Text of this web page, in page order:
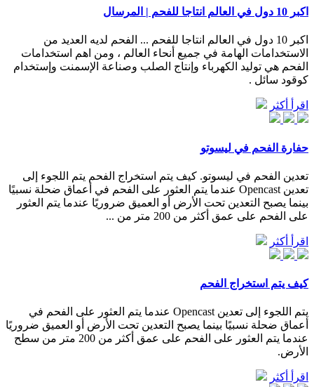
اكبر 10 دول في العالم انتاجا للفحم | المرسال
اكبر 10 دول في العالم انتاجا للفحم ... الفحم لديه العديد من
الاستخدامات الهامة في جميع أنحاء العالم ، ومن اهم استخدامات
الفحم هي توليد الكهرباء وإنتاج الصلب وصناعة الإسمنت وإستخدام
كوقود سائل .
اقرأ أكثر
حفارة الفحم في ليسوتو
تعدين الفحم في ليسوتو. كيف يتم استخراج الفحم يتم اللجوء إلى
تعدين Opencast عندما يتم العثور على الفحم في أعماق ضحلة نسبيًا
بينما يصبح التعدين تحت الأرض أو العميق ضروريًا عندما يتم العثور
على الفحم على عمق أكثر من 200 متر من ...
اقرأ أكثر
كيف يتم استخراج الفحم
يتم اللجوء إلى تعدين Opencast عندما يتم العثور على الفحم في
أعماق ضحلة نسبيًا بينما يصبح التعدين تحت الأرض أو العميق ضروريًا
عندما يتم العثور على الفحم على عمق أكثر من 200 متر من سطح
الأرض.
اقرأ أكثر